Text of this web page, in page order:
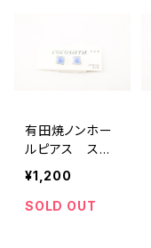
有田焼ノンホー
ルピアス スク
エア 濃ブルー
×シルバー
¥1,200
SOLD OUT